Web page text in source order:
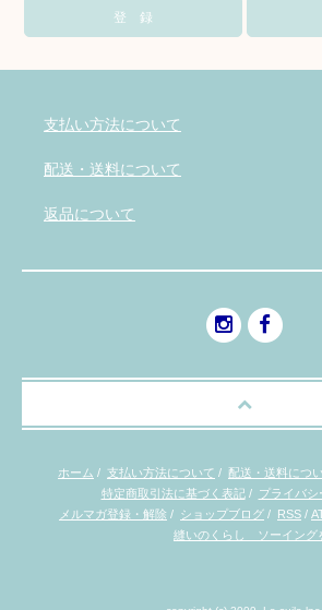
支払い方法について
配送・送料について
返品について
ホーム / 支払い方法について / 配送・送料につ
特定商取引法に基づく表記 / プライバシ
メルマガ登録・解除 / ショップブログ / RSS /
縫いのくらし ソーイング